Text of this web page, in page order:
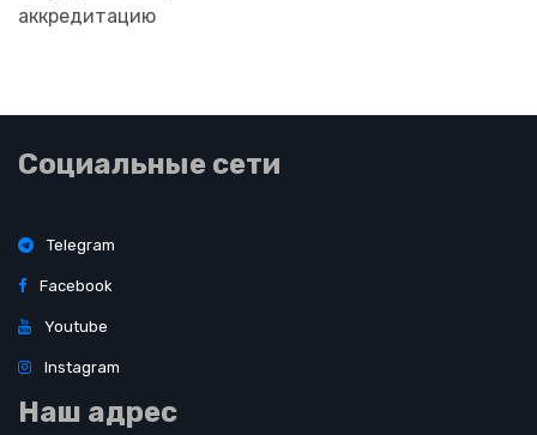
Социальные сети
Telegram
Facebook
Youtube
Instagram
Наш адрес